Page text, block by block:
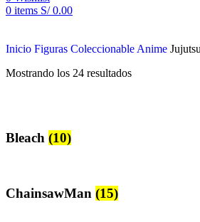
0 items S/0.00
Inicio Figuras Coleccionable Anime
Mostrando los 24 resultados
Bleach (10)
ChainsawMan (15)